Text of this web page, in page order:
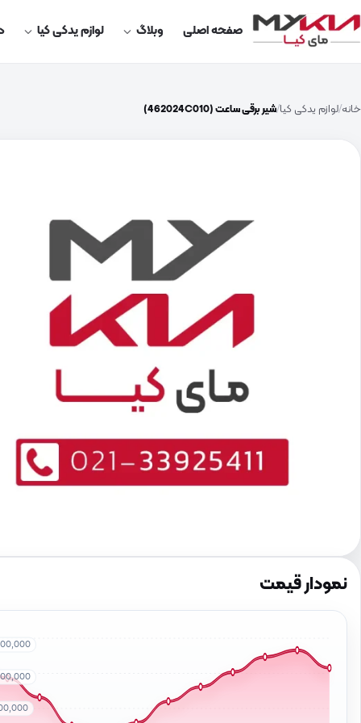
صفحه اصلی وبلاگ لوازم یدکی کیا
خانه لوازم یدکی کیا شیر برقی ساعت (462024C010)
نمودار قیمت